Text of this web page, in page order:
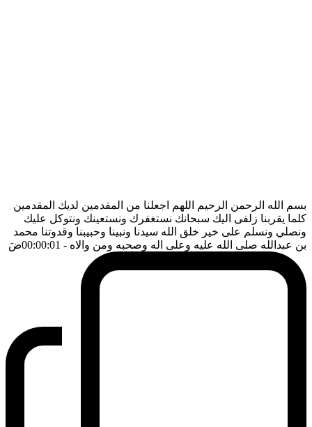
بسم الله الرحمن الرحيم اللهم اجعلنا من المقدمين لديك المقدمين
كلما يقربنا زلفى اليك سبحانك نستغفرك ونستعينك ونتوكل عليك
ونصلي ونسلم على خير خلق الله سيدنا ونبينا وحبيبنا وقدوتنا محمد
بن عبدالله صلى الله عليه وعلى اله وصحبه ومن والاه - 00:00:01 ضَ